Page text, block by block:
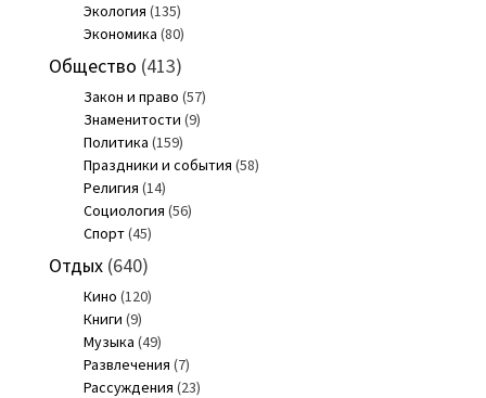
Экология (135)
Экономика (80)
Общество (413)
Закон и право (57)
Знаменитости (9)
Политика (159)
Праздники и события (58)
Религия (14)
Социология (56)
Спорт(45)
Отдых(640)
Кино (120)
Книги (9)
Музыка (49)
Развлечения (7)
Рассуждения (23)